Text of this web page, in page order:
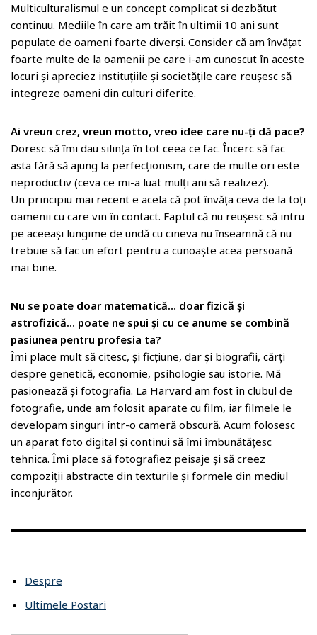
Multiculturalismul e un concept complicat si dezbătut
continuu. Mediile în care am trăit în ultimii 10 ani sunt
populate de oameni foarte diverși. Consider că am învățat
foarte multe de la oamenii pe care i-am cunoscut în aceste
locuri și apreciez instituțiile și societățile care reușesc să
integreze oameni din culturi diferite.
Ai vreun crez, vreun motto, vreo idee care nu-ţi dă pace?
Doresc să îmi dau silința în tot ceea ce fac. Încerc să fac
asta fără să ajung la perfecționism, care de multe ori este
neproductiv (ceva ce mi-a luat mulți ani să realizez).
Un principiu mai recent e acela că pot învăța ceva de la toți
oamenii cu care vin în contact. Faptul că nu reușesc să intru
pe aceeași lungime de undă cu cineva nu înseamnă că nu
trebuie să fac un efort pentru a cunoaște acea persoană
mai bine.
Nu se poate doar matematică… doar fizică şi
astrofizică… poate ne spui şi cu ce anume se combină
pasiunea pentru profesia ta?
Îmi place mult să citesc, și ficțiune, dar și biografii, cărți
despre genetică, economie, psihologie sau istorie. Mă
pasionează și fotografia. La Harvard am fost în clubul de
fotografie, unde am folosit aparate cu film, iar filmele le
developam singuri într-o cameră obscură. Acum folosesc
un aparat foto digital și continui să îmi îmbunătățesc
tehnica. Îmi place să fotografiez peisaje și să creez
compoziții abstracte din texturile și formele din mediul
înconjurător.
Despre
Ultimele Postari